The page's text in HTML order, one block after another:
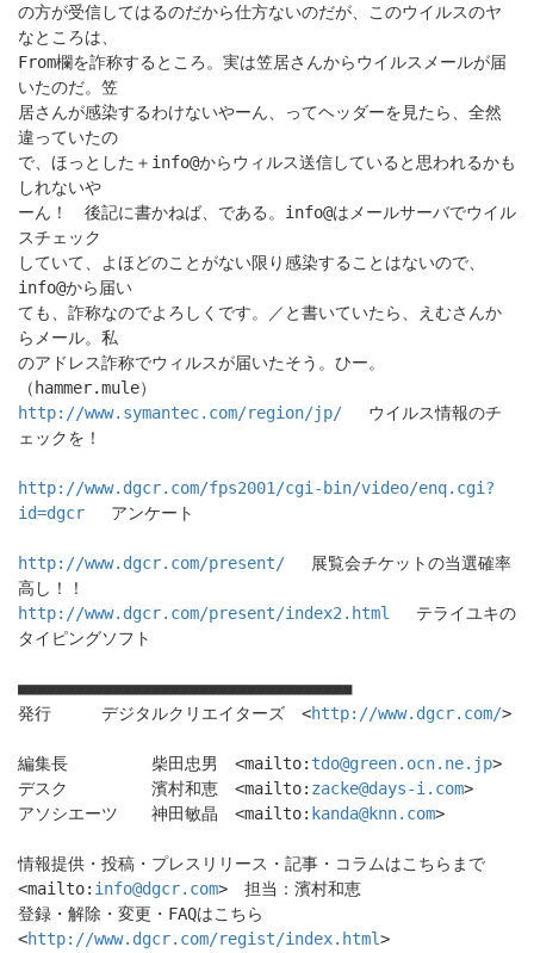
の方が受信してはるのだから仕方ないのだが、このウイルスのヤ
なところは、
From欄を詐称するところ。実は笠居さんからウイルスメールが届
いたのだ。笠
居さんが感染するわけないやーん、ってヘッダーを見たら、全然
違っていたの
で、ほっとした＋info@からウィルス送信していると思われるかも
しれないや
ーん！ 後記に書かねば、である。info@はメールサーバでウイル
スチェック
していて、よほどのことがない限り感染することはないので、
info@から届い
ても、詐称なのでよろしくです。／と書いていたら、えむさんか
らメール。私
のアドレス詐称でウィルスが届いたそう。ひー。
（hammer.mule）
http://www.symantec.com/region/jp/ ウイルス情報のチ
ェックを！
http://www.dgcr.com/fps2001/cgi-bin/video/enq.cgi?
id=dgcr アンケート
http://www.dgcr.com/present/ 展覧会チケットの当選確率
高し！！
http://www.dgcr.com/present/index2.html
テライユキの
タイピングソフト
■■■■■■■■■■■■■■■■■■■■■■■■■■■■■■■■■■■
発行 デジタルクリエイターズ <http://www.dgcr.com/>
編集長 柴田忠男 <mailto: tdo@green.ocn.ne.jp>
デスク 濱村和恵 <mailto: zacke@days-i.com>
アソシエーツ 神田敏晶 <mailto: kanda@knn.com>
情報提供・投稿・プレスリリース・記事・コラムはこちらまで
<mailto: info@dgcr.com> 担当：濱村和恵
登録・解除・変更・FAQはこちら
<http://www.dgcr.com/regist/index.html>